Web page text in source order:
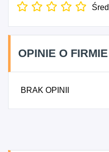
02/07/2026. Wybrane
3313Z - Naprawa i
elektronicznych i
konserwacja urządzeń
wyposażenia, 3320Z -
OPINIE O FIRMIE
BRAK OPINII